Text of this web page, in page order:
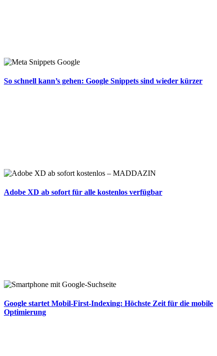
So schnell kann’s gehen: Google Snippets sind wieder kürzer
Adobe XD ab sofort für alle kostenlos verfügbar
Google startet Mobil-First-Indexing: Höchste Zeit für die mobile
Optimierung